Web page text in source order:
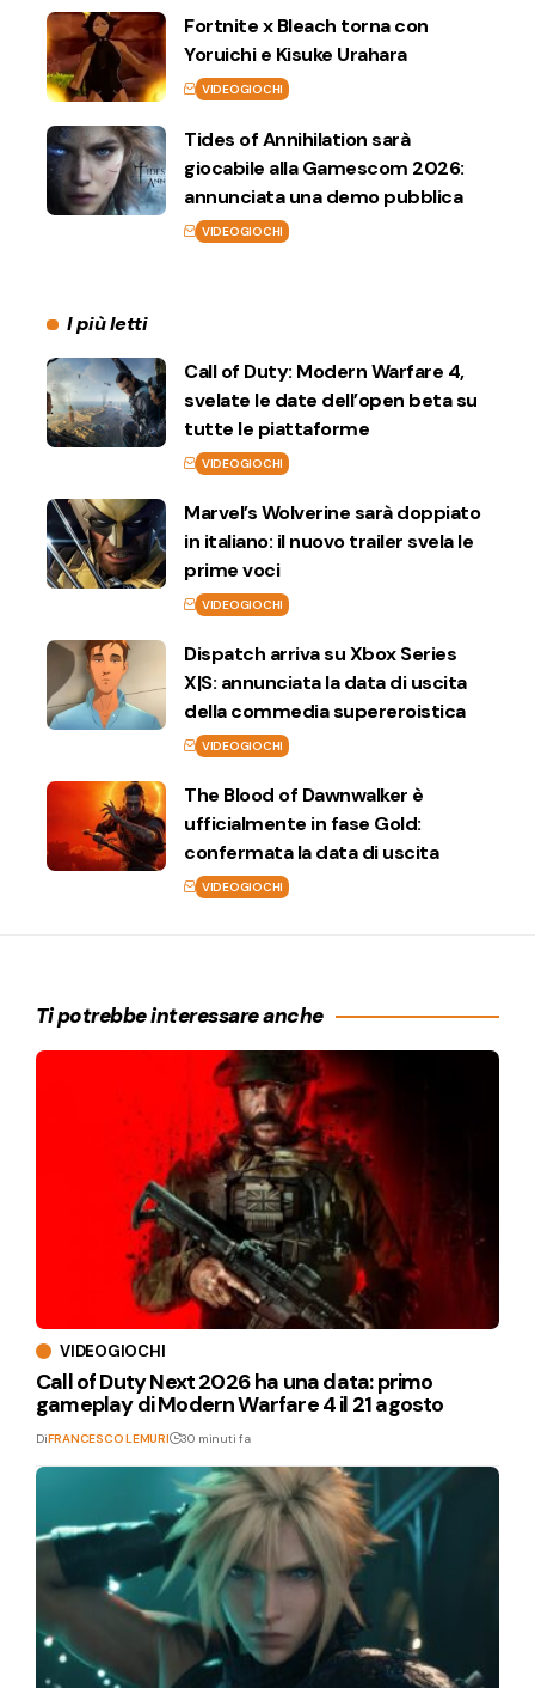
Fortnite x Bleach torna con
Yoruichi e Kisuke Urahara
VIDEOGIOCHI
Tides of Annihilation sarà
giocabile alla Gamescom 2026:
annunciata una demo pubblica
VIDEOGIOCHI
I più letti
Call of Duty: Modern Warfare 4,
svelate le date dell’open beta su
tutte le piattaforme
VIDEOGIOCHI
Marvel’s Wolverine sarà doppiato
in italiano: il nuovo trailer svela le
prime voci
VIDEOGIOCHI
Dispatch arriva su Xbox Series
X|S: annunciata la data di uscita
della commedia supereroistica
VIDEOGIOCHI
The Blood of Dawnwalker è
ufficialmente in fase Gold:
confermata la data di uscita
VIDEOGIOCHI
Ti potrebbe interessare anche
VIDEOGIOCHI
Call of Duty Next 2026 ha una data: primo
gameplay di Modern Warfare 4 il 21 agosto
DiFRANCESCO LEMURI 30 minuti fa